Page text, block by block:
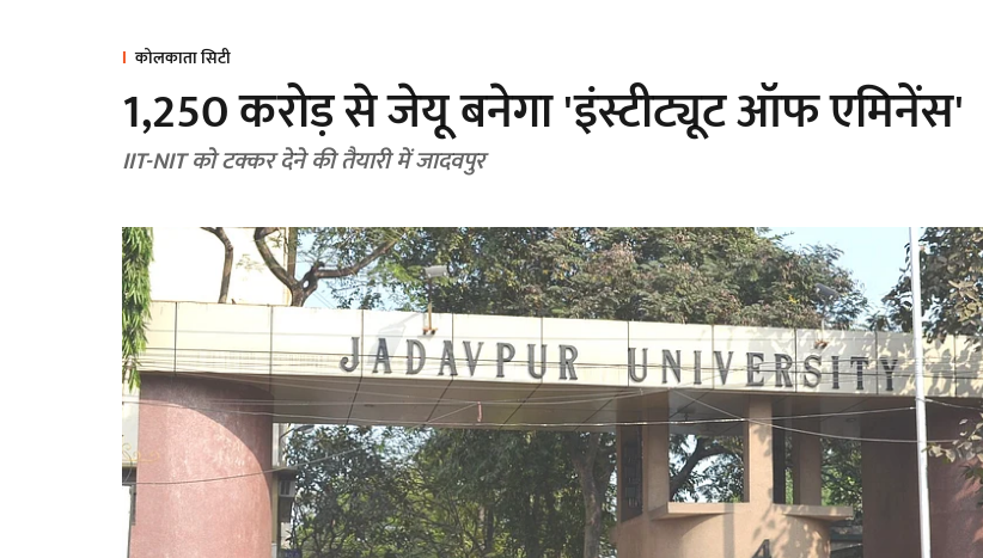
कोलकाता सिटी
1,250 करोड़ से जेयू बनेगा 'इंस्टीट्यूट ऑफ एमिनेंस'
IIT-NIT को टक्कर देने की तैयारी में जादवपुर